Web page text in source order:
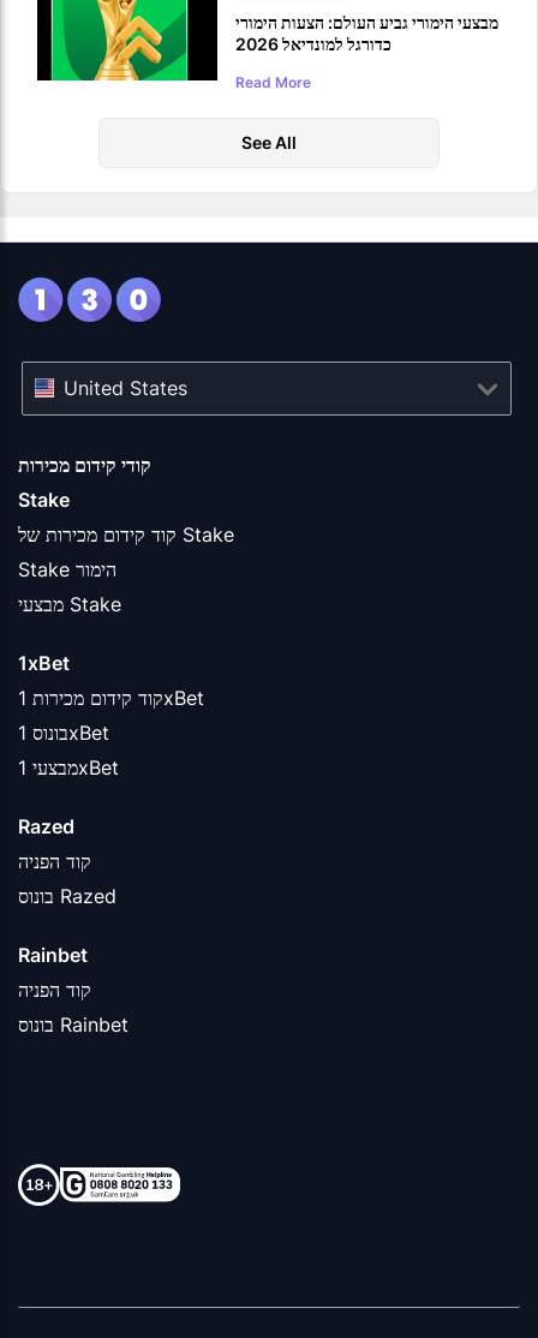
מבצעי הימורי גביע העולם: הצעות הימורי
כדורגל למונדיאל 2026
Read More
See All
קודי קידום מכירות
Stake
קוד קידום מכירות של Stake
Stake הימור
מבצעי Stake
1xBet
קוד קידום מכירות 1xBet
בונוס 1xBet
מבצעי 1xBet
Razed
קוד הפניה
בונוס Razed
Rainbet
קוד הפניה
בונוס Rainbet
United States